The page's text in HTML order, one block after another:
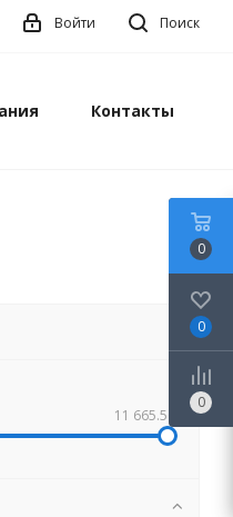
Поиск
Войти
Контакты
11 665.50
0
0
0